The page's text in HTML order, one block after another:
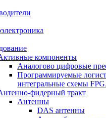
компоненты
Аналогово цифровые
Программируемые
интегральные схемы
фидерный тракт
Антенны
DAS антенны